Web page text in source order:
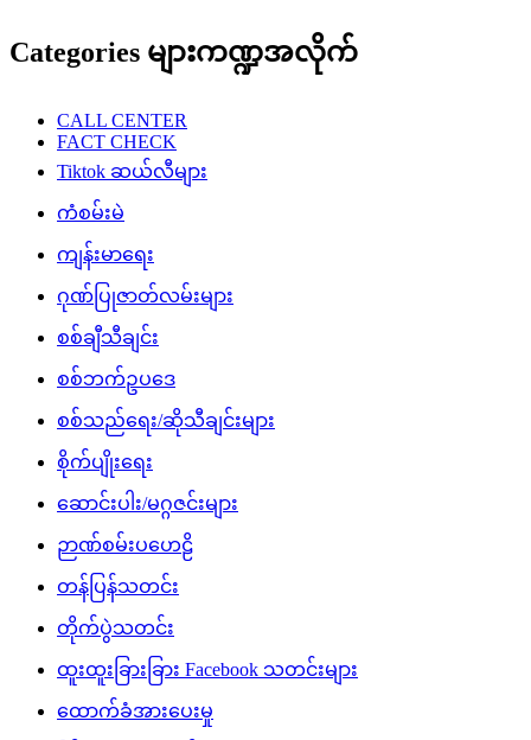
Categories များကဏ္ဍအလိုက်
CALL CENTER
FACT CHECK
Tiktok ဆယ်လီများ
ကံစမ်းမဲ
ကျန်းမာရေး
ဂုဏ်ပြုဇာတ်လမ်းများ
စစ်ချီသီချင်း
စစ်ဘက်ဥပဒေ
စစ်သည်ရေး/ဆိုသီချင်းများ
စိုက်ပျိုးရေး
ဆောင်းပါး/မဂ္ဂဇင်းများ
ဉာဏ်စမ်းပဟေဠိ
တန်ပြန်သတင်း
တိုက်ပွဲသတင်း
ထူးထူးခြားခြား Facebook သတင်းများ
ထောက်ခံအားပေးမှု